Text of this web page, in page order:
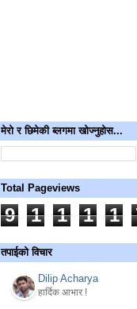
मेरो र छिमेकी ब्लगमा खोज्नुहोस...
Total Pageviews
9 1 1 1 1
तपाईको विचार
Dilip Acharya
हार्दिक आभार !